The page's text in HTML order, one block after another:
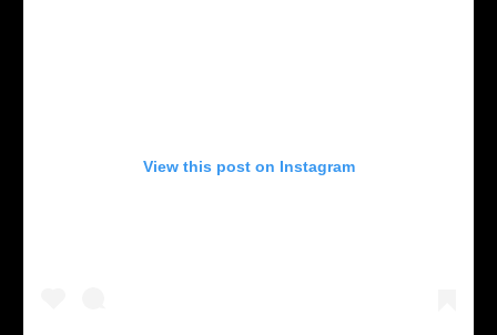
View this post on Instagram